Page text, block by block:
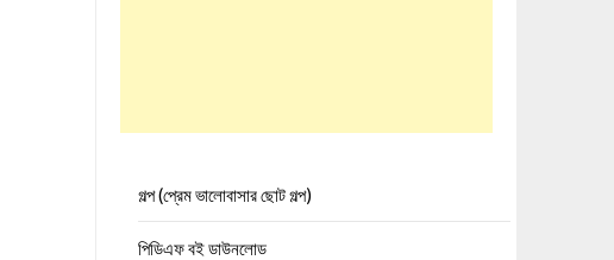
গল্প (প্রেম ভালোবাসার ছোট গল্প)
পিডিএফ বই ডাউনলোড